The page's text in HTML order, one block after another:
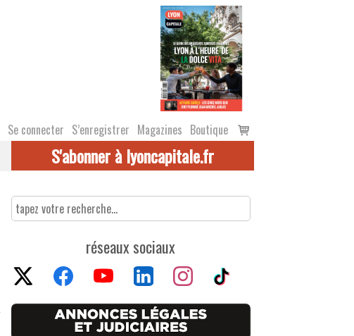
Se connecter S’enregistrer Magazines Boutique
Voir
le
S'abonner à lyoncapitale.fr
réseaux sociaux